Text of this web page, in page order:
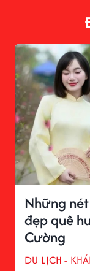
Những
đẹp quê
Cường
DU LỊCH -